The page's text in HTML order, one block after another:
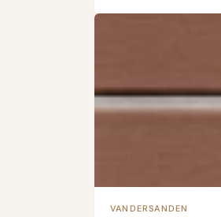
VANDERSANDEN